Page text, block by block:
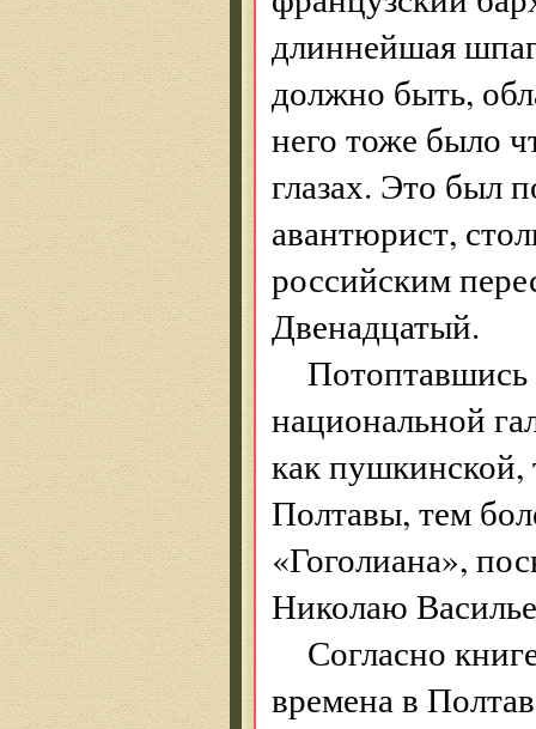
длиннейшая
должно быть,
него тоже было
глазах. Это был
авантюрист,
российским
Двенадцатый.
Потоптавшись
национальной
как пушкинской,
Полтавы, тем
«Гоголиана»,
Николаю
Согласно
времена в